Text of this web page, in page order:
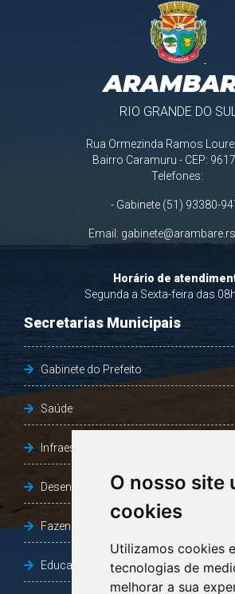
O nosso site
cookies
Utilizamos cookies
tecnologias de
melhorar a sua
RIO GRANDE DO
Rua Ormezinda Ramos
Bairro Caramuru - CEP:
Telefones:
- Gabinete (51) 93380-
Email:
Horário de
Segunda a Sexta-feira das
Secretarias Municipais
Gabinete do Prefeito
Saúde
Infraestrutura, Agricultura e Meio
Desenvolvimento Social
Fazenda e Desenvolvimento
Educação